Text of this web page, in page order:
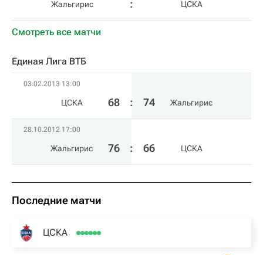
Жальгирис ЦСКА
Смотреть все матчи
Единая Лига ВТБ
03.02.2013 13:00
ЦСКА 68 : 74 Жальгирис
28.10.2012 17:00
Жальгирис 76 : 66 ЦСКА
Последние матчи
ЦСКА